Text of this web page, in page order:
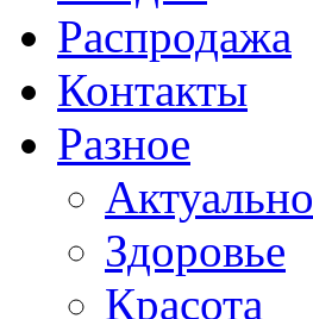
Распродажа
Контакты
Разное
Актуально
Здоровье
Красота